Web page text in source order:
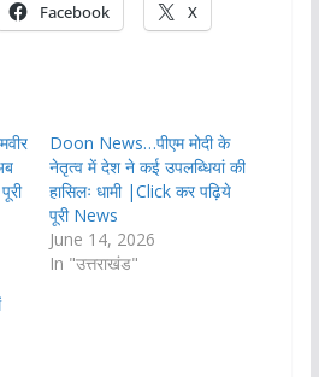
Facebook X
Doon News…पीएम मोदी के
नेतृत्व में देश ने कई उपलब्धियां की
हासिलः धामी |Click कर पढ़िये
पूरी News
June 14, 2026
In "उत्तराखंड"